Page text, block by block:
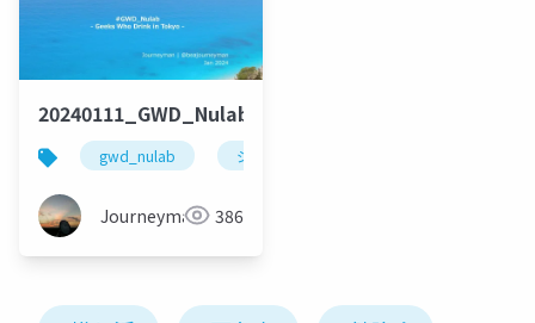
20240111_GWD_Nulab_lt_beajouneyman
gwd_nulab ジャニ登山
Journeyman 386